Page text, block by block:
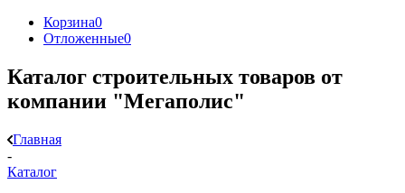
Корзина0
Отложенные0
Каталог строительных товаров от
компании "Мегаполис"
Главная
-
Каталог